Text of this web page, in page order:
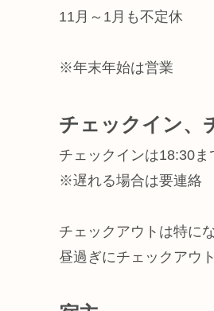
11月～1月も不定休
※年末年始は営業
チェックイン、
チェックインは18:30ま
※遅れる場合は要連絡
チェックアウトは特に
昼過ぎにチェックアウ